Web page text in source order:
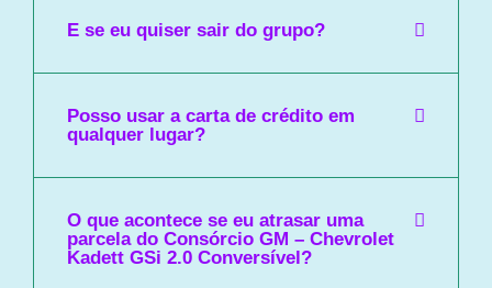
E se eu quiser sair do grupo?
Posso usar a carta de crédito em
qualquer lugar?
O que acontece se eu atrasar uma
parcela do Consórcio GM – Chevrolet
Kadett GSi 2.0 Conversível?